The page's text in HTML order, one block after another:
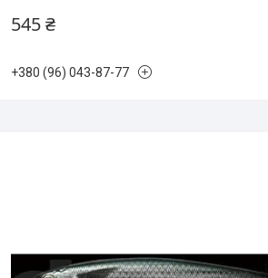
545 ₴
+380 (96) 043-87-77